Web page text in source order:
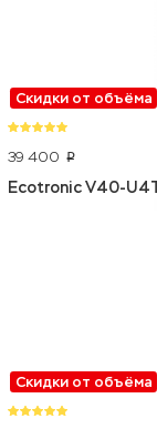
Скидки от объёма
39 400 p
Ecotronic V40-
Скидки от объёма